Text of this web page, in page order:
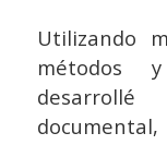
Utilizando
métodos